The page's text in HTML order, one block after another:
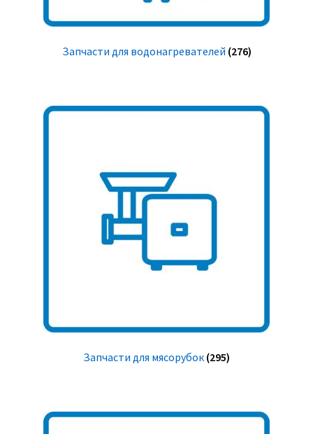
Запчасти для водонагревателей (276)
Запчасти для мясорубок (295)